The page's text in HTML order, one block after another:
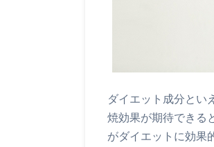
ダイエット成分とい
焼効果が期待できる
がダイエットに効果